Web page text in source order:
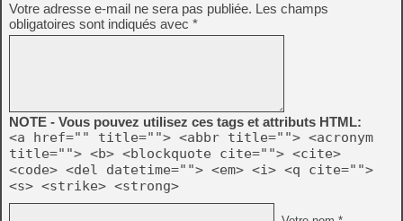
Votre adresse e-mail ne sera pas publiée. Les champs
obligatoires sont indiqués avec *
NOTE - Vous pouvez utilisez ces tags et attributs HTML:
<a href="" title=""> <abbr title=""> <acronym
title=""> <b> <blockquote cite=""> <cite>
<code> <del datetime=""> <em> <i> <q cite="">
<s> <strike> <strong>